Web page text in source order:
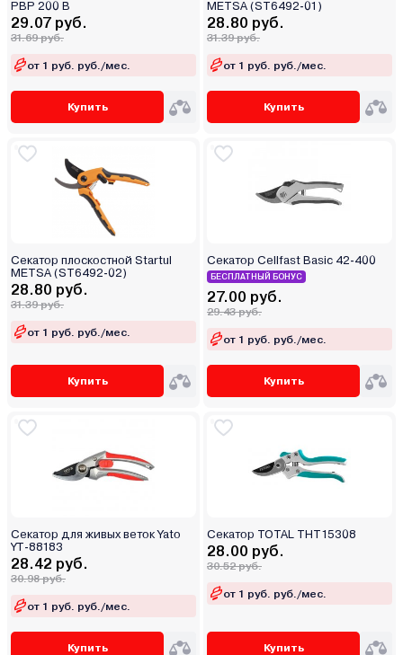
PBP 200 В
29.07 руб.
31.69 руб.
от 1 руб. руб./мес.
Купить
METSA (ST6492-01)
28.80 руб.
31.39 руб.
от 1 руб. руб./мес.
Купить
Секатор плоскостной Startul
METSA (ST6492-02)
28.80 руб.
31.39 руб.
от 1 руб. руб./мес.
Купить
Секатор Cellfast Basic 42-400
БЕСПЛАТНЫЙ БОНУС
27.00 руб.
29.43 руб.
от 1 руб. руб./мес.
Купить
Секатор для живых веток Yato
YT-88183
28.42 руб.
30.98 руб.
от 1 руб. руб./мес.
Купить
Секатор TOTAL THT15308
28.00 руб.
30.52 руб.
от 1 руб. руб./мес.
Купить